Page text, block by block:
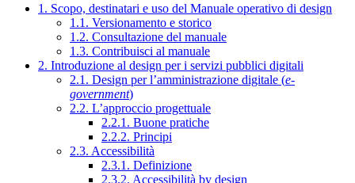
1. Scopo, destinatari e uso del Manuale operativo di design
1.1. Versionamento e storico
1.2. Consultazione del manuale
1.3. Contribuisci al manuale
2. Introduzione al design per i servizi pubblici digitali
2.1. Design per l’amministrazione digitale (e-
government)
2.2. L’approccio progettuale
2.2.1. Buone pratiche
2.2.2. Principi
2.3. Accessibilità
2.3.1. Definizione
2.3.2. Accessibilità by design